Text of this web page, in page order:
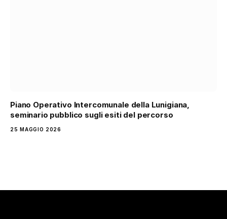
Piano Operativo Intercomunale della Lunigiana,
seminario pubblico sugli esiti del percorso
25 MAGGIO 2026